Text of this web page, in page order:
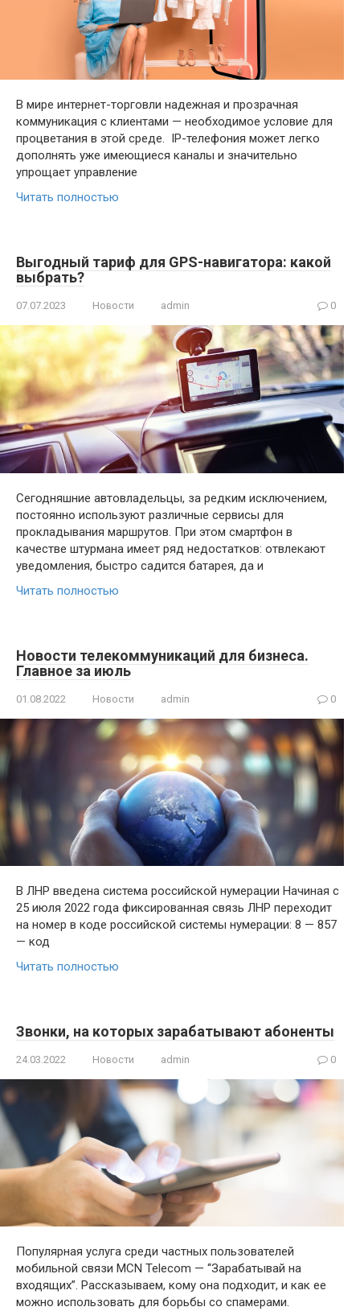
В мире интернет-торговли надежная и прозрачная
коммуникация с клиентами — необходимое условие для
процветания в этой среде. IP-телефония может легко
дополнять уже имеющиеся каналы и значительно
упрощает управление
Читать полностью
Выгодный тариф для GPS-навигатора: какой
выбрать?
07.07.2023 Новости admin 0
Сегодняшние автовладельцы, за редким исключением,
постоянно используют различные сервисы для
прокладывания маршрутов. При этом смартфон в
качестве штурмана имеет ряд недостатков: отвлекают
уведомления, быстро садится батарея, да и
Читать полностью
Новости телекоммуникаций для бизнеса.
Главное за июль
01.08.2022 Новости admin 0
В ЛНР введена система российской нумерации Начиная с
25 июля 2022 года фиксированная связь ЛНР переходит
на номер в коде российской системы нумерации: 8 — 857
— код
Читать полностью
Звонки, на которых зарабатывают абоненты
24.03.2022 Новости admin 0
Популярная услуга среди частных пользователей
мобильной связи MCN Telecom — “Зарабатывай на
входящих”. Рассказываем, кому она подходит, и как ее
можно использовать для борьбы со спамерами.